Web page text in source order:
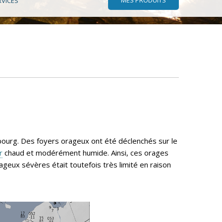
Des foyers orageux ont été déclenchés sur le
chaud et modérément humide. Ainsi, ces orages
sévères était toutefois très limité en raison